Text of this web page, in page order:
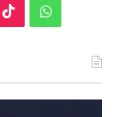
TikTok